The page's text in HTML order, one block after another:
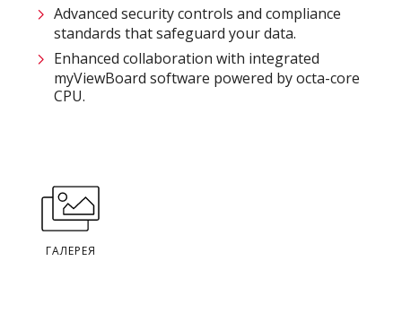
Advanced security controls and compliance
standards that safeguard your data.
Enhanced collaboration with integrated
myViewBoard software powered by octa-core
CPU.
ГАЛЕРЕЯ